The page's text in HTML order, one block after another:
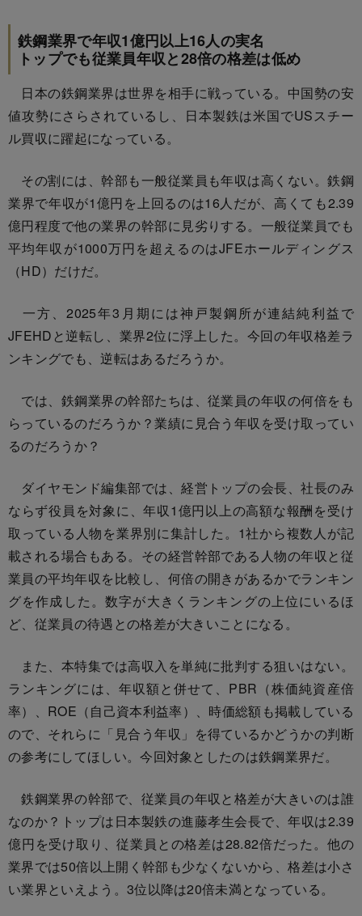
鉄鋼業界で年収1億円以上16人の実名
トップでも従業員年収と28倍の格差は低め
日本の鉄鋼業界は世界を相手に戦っている。中国勢の安
値攻勢にさらされているし、日本製鉄は米国でUSスチー
ル買収に躍起になっている。
その割には、幹部も一般従業員も年収は高くない。鉄鋼
業界で年収が1億円を上回るのは16人だが、高くても2.39
億円程度で他の業界の幹部に見劣りする。一般従業員でも
平均年収が1000万円を超えるのはJFEホールディングス
（HD）だけだ。
一方、2025年3月期には神戸製鋼所が連結純利益で
JFEHDと逆転し、業界2位に浮上した。今回の年収格差ラ
ンキングでも、逆転はあるだろうか。
では、鉄鋼業界の幹部たちは、従業員の年収の何倍をも
らっているのだろうか？業績に見合う年収を受け取ってい
るのだろうか？
ダイヤモンド編集部では、経営トップの会長、社長のみ
ならず役員を対象に、年収1億円以上の高額な報酬を受け
取っている人物を業界別に集計した。1社から複数人が記
載される場合もある。その経営幹部である人物の年収と従
業員の平均年収を比較し、何倍の開きがあるかでランキン
グを作成した。数字が大きくランキングの上位にいるほ
ど、従業員の待遇との格差が大きいことになる。
また、本特集では高収入を単純に批判する狙いはない。
ランキングには、年収額と併せて、PBR（株価純資産倍
率）、ROE（自己資本利益率）、時価総額も掲載している
ので、それらに「見合う年収」を得ているかどうかの判断
の参考にしてほしい。今回対象としたのは鉄鋼業界だ。
鉄鋼業界の幹部で、従業員の年収と格差が大きいのは誰
なのか？トップは日本製鉄の進藤孝生会長で、年収は2.39
億円を受け取り、従業員との格差は28.82倍だった。他の
業界では50倍以上開く幹部も少なくないから、格差は小さ
い業界といえよう。3位以降は20倍未満となっている。